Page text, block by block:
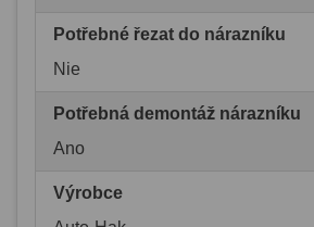
Potřebné řezat do nárazníku
Nie
Potřebná demontáž nárazníku
Ano
Výrobce